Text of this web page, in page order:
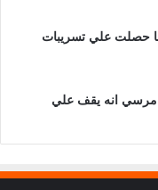
حصلت علي تسريبات
مرسي انه يقف علي